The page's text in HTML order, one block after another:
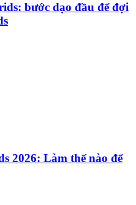
bước dạo đầu để đợi
2026: Làm thế nào để